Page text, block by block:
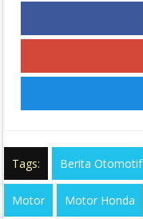
Tags: Berita Otomotif
Motor Motor Honda